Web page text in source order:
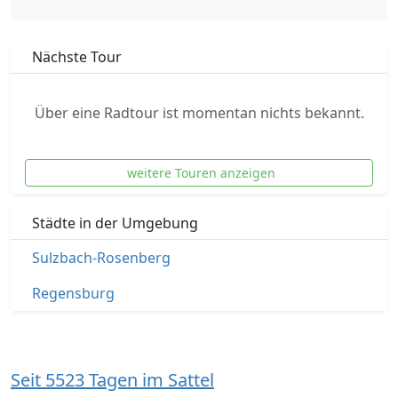
Nächste Tour
Über eine Radtour ist momentan nichts bekannt.
weitere Touren anzeigen
Städte in der Umgebung
Sulzbach-Rosenberg
Regensburg
Seit 5523 Tagen im Sattel